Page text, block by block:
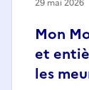
Mon
et
les
29 mai 2026